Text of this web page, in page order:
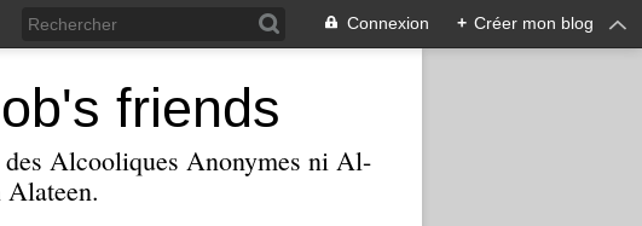
Connexion + Créer mon blog
friends
des Alcooliques Anonymes ni Al-